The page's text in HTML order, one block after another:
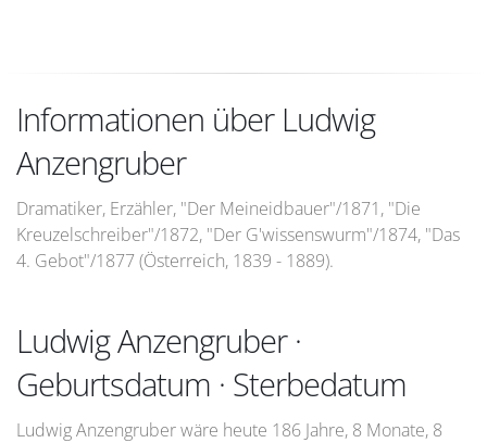
Informationen über Ludwig
Anzengruber
Dramatiker, Erzähler, "Der Meineidbauer"/1871, "Die
Kreuzelschreiber"/1872, "Der G'wissenswurm"/1874, "Das
4. Gebot"/1877 (Österreich, 1839 - 1889).
Ludwig Anzengruber ·
Geburtsdatum · Sterbedatum
Ludwig Anzengruber wäre heute 186 Jahre, 8 Monate, 8